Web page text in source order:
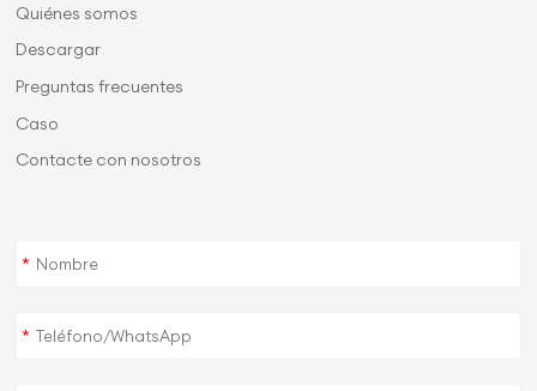
Quiénes somos
Descargar
Preguntas frecuentes
Caso
Contacte con nosotros
*
*